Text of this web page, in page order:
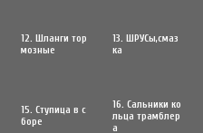
12. Шланги тор
мозные
13. ШРУСы,cмаз
ка
15. Ступица в с
боре
16. Сальники ко
льца трамблер
а